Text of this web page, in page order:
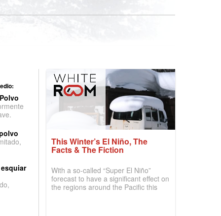
This Winter’s El Niño, The
Facts & The Fiction
With a so-called “Super El Niño”
forecast to have a significant effect on
the regions around the Pacific this